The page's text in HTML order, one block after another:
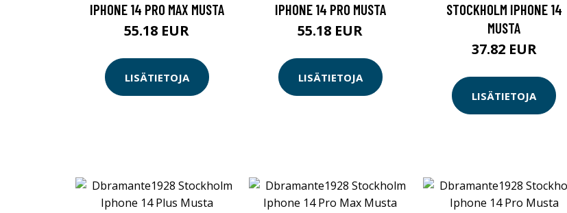
IPHONE 14 PRO MAX MUSTA
55.18 EUR
LISÄTIETOJA
IPHONE 14 PRO MUSTA
55.18 EUR
LISÄTIETOJA
STOCKHOLM IPHONE 14
MUSTA
37.82 EUR
LISÄTIETOJA